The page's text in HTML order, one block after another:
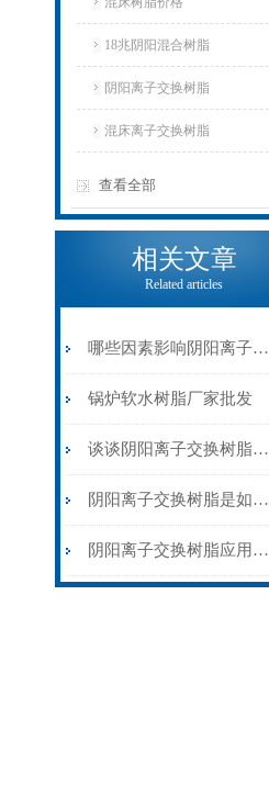
18兆阴阳混合树脂
阴阳离子交换树脂
混床离子交换树脂
查看全部
相关文章
Related articles
哪些因素影响阴阳离子交换树脂的性能？
锅炉软水树脂厂家批发
谈谈阴阳离子交换树脂在各行业中的应用
阴阳离子交换树脂是如何去除钙镁离子的？
阴阳离子交换树脂应用领域分析